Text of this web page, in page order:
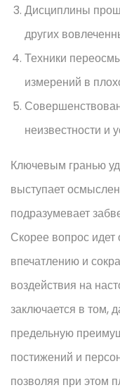
Дисциплины
других
Техники
измерений в
неизвестности и
Ключевым гранью
выступает
подразумевает
Скорее вопрос
впечатлению и
воздействия на
заключается в том,
предельную
постижений и
позволяя при этом